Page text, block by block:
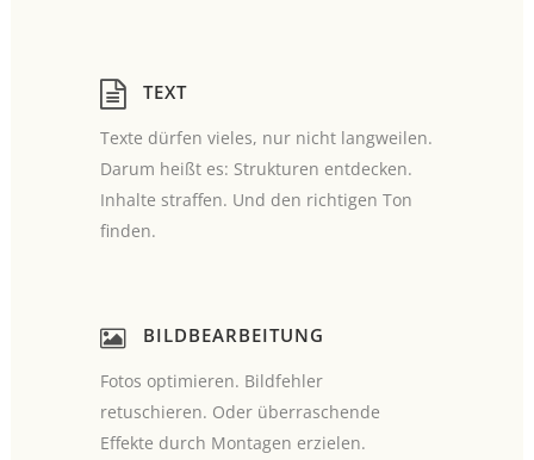
TEXT
Texte dürfen vieles, nur nicht langweilen.
Darum heißt es: Strukturen entdecken.
Inhalte straffen. Und den richtigen Ton
finden.
BILDBEARBEITUNG
Fotos optimieren. Bildfehler
retuschieren. Oder überraschende
Effekte durch Montagen erzielen.